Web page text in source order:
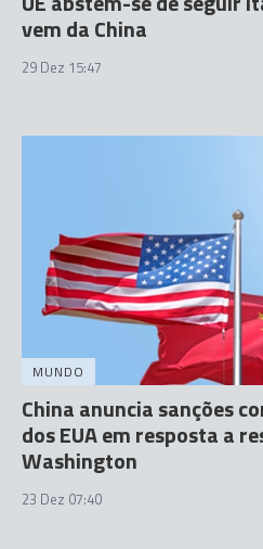
vem da China
29 Dez 15:47
MUNDO
China anuncia sanções
dos EUA em resposta a
Washington
23 Dez 07:40